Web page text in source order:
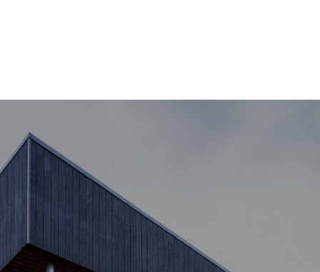
ОШИБКА 404
Вернуться на главную